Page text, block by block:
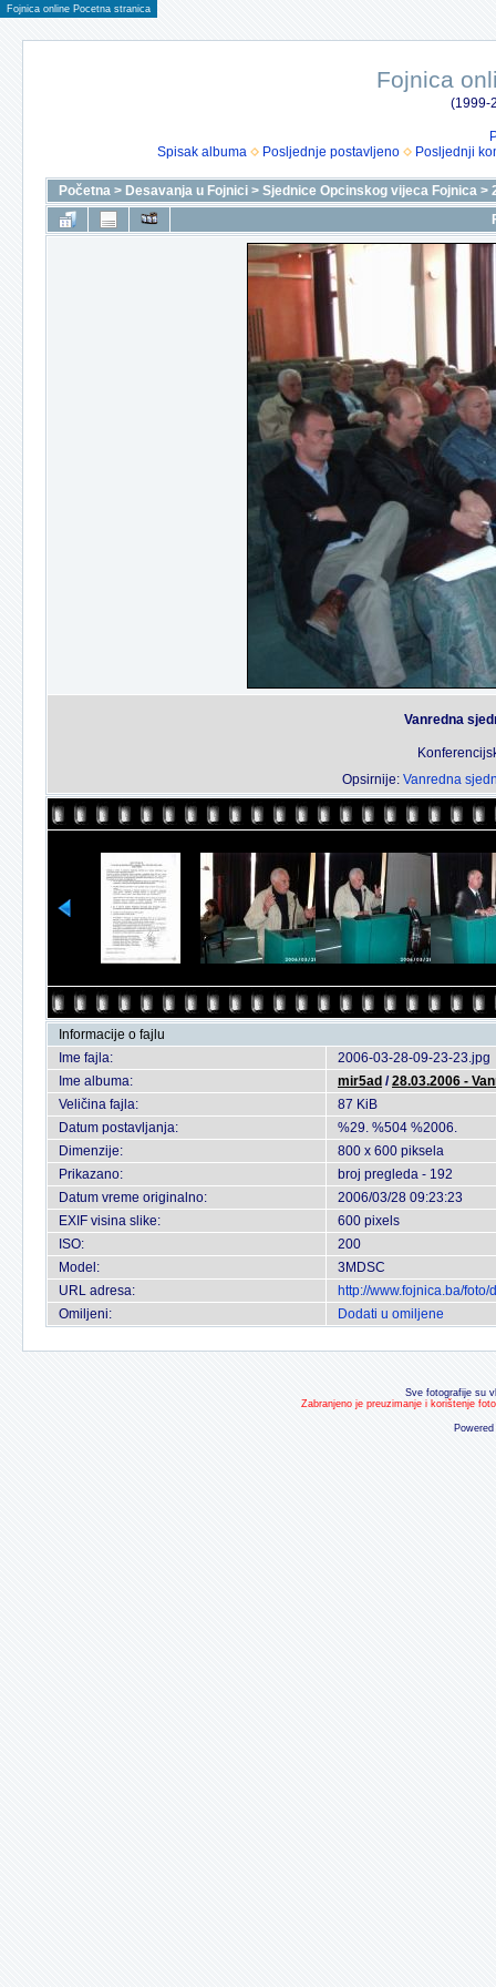
Fojnica online Pocetna stranica
Fojnica
(1999-
Spisak albuma
Posljednje postavljeno Posljednji
Početna > Desavanja u Fojnici > Sjednice Opcinskog vijeca Fojnica >
Vanredna
Opsirnije: Vanredna
Informacije o fajlu
Ime fajla:
2006-03-28-09-23-23.jpg
Ime albuma:
mir5ad /28.03.2006 -
Veličina fajla:
87 KiB
Datum postavljanja:
%29. %504 %2006.
Dimenzije:
800 x 600 piksela
Prikazano:
broj pregleda - 192
Datum vreme originalno:
2006/03/28 09:23:23
EXIF visina slike:
600 pixels
ISO:
200
Model:
3MDSC
URL adresa:
http://www.fojnica.ba/
Omiljeni:
Dodati u omiljene
Sve fotografije su
Zabranjeno je preuzimanje i korištenje